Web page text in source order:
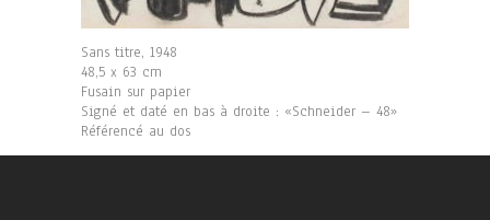
Sans titre, 1948
48,5 x 63 cm
Fusain sur papier
Signé et daté en bas à droite : «Schneider – 48»
Référencé au dos